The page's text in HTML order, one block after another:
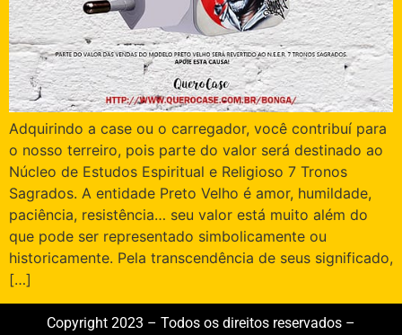
Adquirindo a case ou o carregador, você contribuí para
o nosso terreiro, pois parte do valor será destinado ao
Núcleo de Estudos Espiritual e Religioso 7 Tronos
Sagrados. A entidade Preto Velho é amor, humildade,
paciência, resistência… seu valor está muito além do
que pode ser representado simbolicamente ou
historicamente. Pela transcendência de seus significado,
[…]
Copyright 2023 – Todos os direitos reservados –